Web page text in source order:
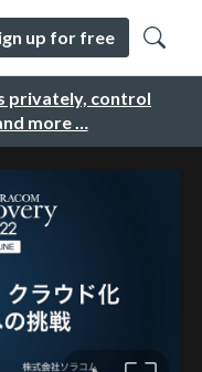
privately, control
more …
up for free